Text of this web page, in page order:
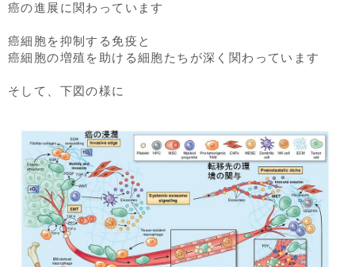
癌の進展に関わっています
癌細胞を抑制する免疫と
癌細胞の増殖を助ける細胞たちが深く関わっています
そして、下図の様に